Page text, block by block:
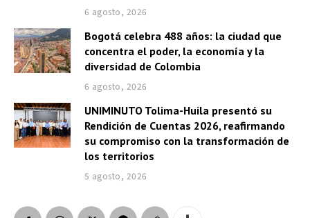
6 agosto, 2026
Bogotá celebra 488 años: la ciudad que
concentra el poder, la economía y la
diversidad de Colombia
6 agosto, 2026
UNIMINUTO Tolima-Huila presentó su
Rendición de Cuentas 2026, reafirmando
su compromiso con la transformación de
los territorios
5 agosto, 2026